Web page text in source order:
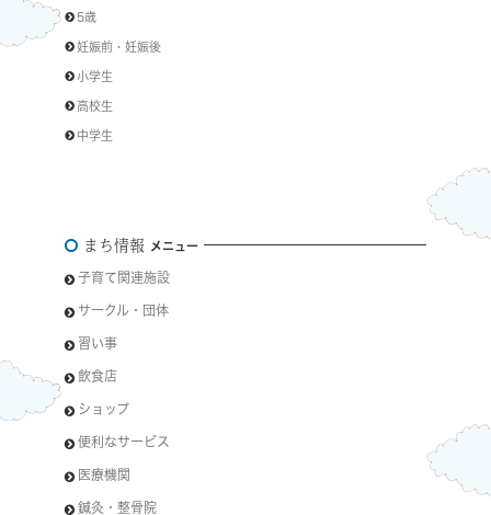
5歳
妊娠前・妊娠後
小学生
高校生
中学生
まち情報 メニュー
子育て関連施設
サークル・団体
習い事
飲食店
ショップ
便利なサービス
医療機関
鍼灸・整骨院